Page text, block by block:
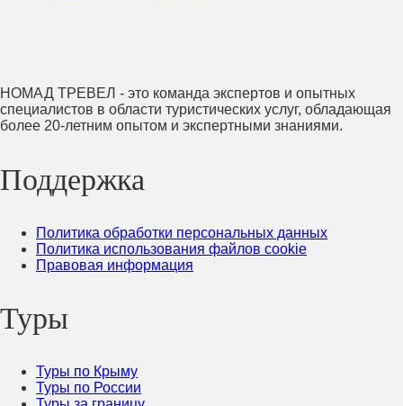
НОМАД ТРЕВЕЛ - это команда экспертов и опытных
специалистов в области туристических услуг, обладающая
более 20-летним опытом и экспертными знаниями.
Поддержка
Политика обработки персональных данных
Политика использования файлов cookie
Правовая информация
Туры
Туры по Крыму
Туры по России